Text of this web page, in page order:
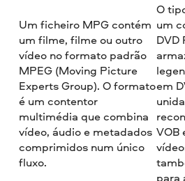
Um ficheiro MPG contém
um filme, filme ou outro
vídeo no formato padrão
MPEG (Moving Picture
Experts Group). O formato
é um contentor
multimédia que combina
vídeo, áudio e metadados
comprimidos num único
fluxo.
O
um
DVD
em
VOB
para